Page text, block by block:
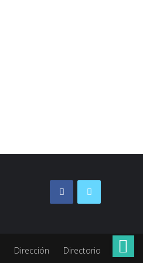
Dirección Directorio